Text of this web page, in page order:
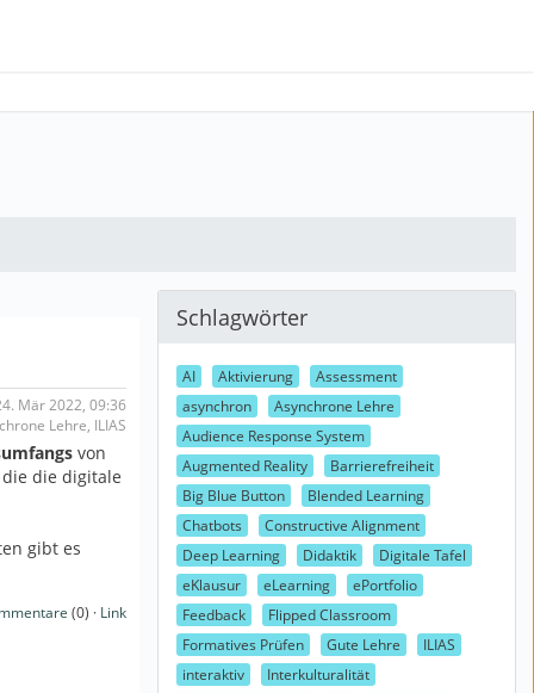
Mär 2022, 09:36
Lehre, ILIAS
von
die digitale
gibt es
(0) · Link
Schlagwörter
AI Aktivierung
Assessment
asynchron
Asynchrone Lehre
Audience Response System
Augmented Reality
Barrierefreiheit
Big Blue Button
Blended Learning
Chatbots
Constructive Alignment
Deep Learning
Didaktik
Digitale Tafel
eKlausur
eLearning
ePortfolio
Feedback
Flipped Classroom
Formatives Prüfen
Gute Lehre
ILIAS
interaktiv
Interkulturalität